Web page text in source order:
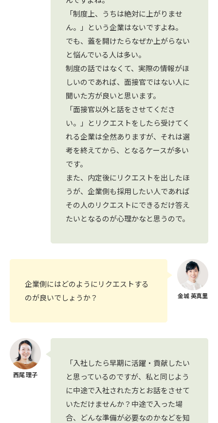
「制度上、うちは絶対に上がりませ
ん。」という企業はないですよね。
でも、蓋を開けたらなぜか上がらない
と悩んでいる人は多い。
制度の話ではなくて、実際の情報がほ
しいのであれば、面接官ではない人に
聞いた方が良いと思います。
「面接官以外と話をさせてくださ
い。」とリクエストをしたら受けてく
れる企業は全然ありますが、それは選
考を終えてから、となるケースが多い
です。
また、内定後にリクエストを出したほ
うが、企業側も採用したい人であれば
その人のリクエストにできるだけ答え
たいとなるのが心理かなと思うので。
企業側にはどのようにリクエストする
のが良いでしょうか？
「入社したら早期に活躍・貢献したい
と思っているのですが、私と同じよう
に中途で入社された方とお話をさせて
いただけませんか？中途で入った場
合、どんな準備が必要なのかなどを知